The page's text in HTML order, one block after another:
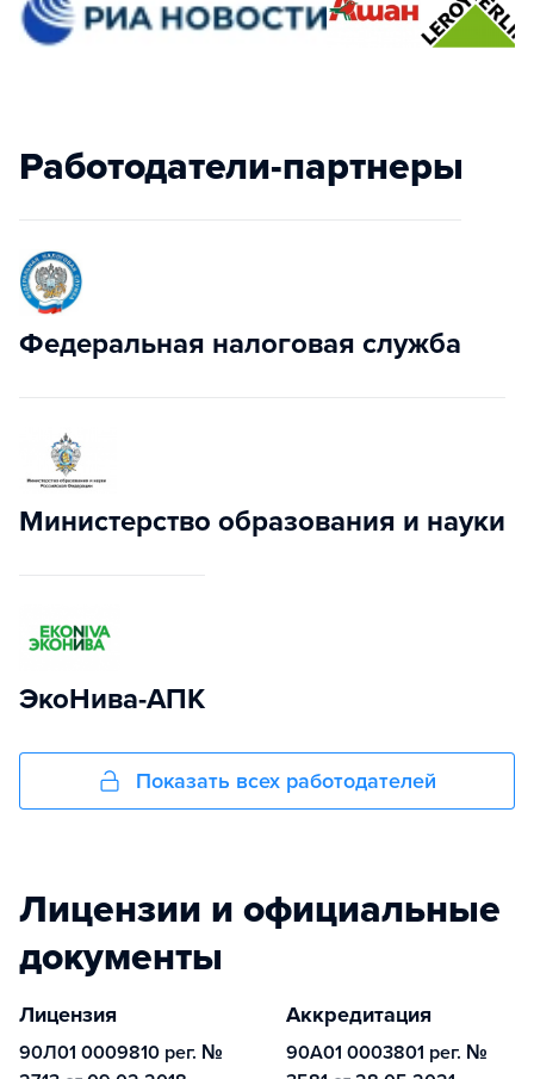
Работодатели-партнеры
Федеральная налоговая служба
Министерство образования и науки
ЭкоНива-АПК
Показать всех работодателей
Лицензии и официальные
документы
Лицензия
90Л01 0009810 рег. №
Аккредитация
90А01 0003801 рег. №